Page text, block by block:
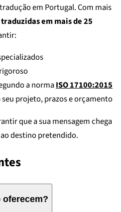
em Portugal. Com mais
em mais de 25
a normaISO 17100:2015
projeto, prazos e orçamento
que a sua mensagem chega
destino pretendido.
oferecem?